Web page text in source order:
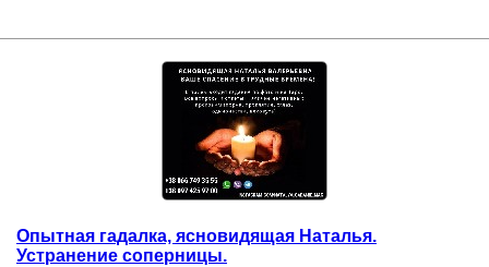
Опытная гадалка, ясновидящая Наталья.
Устранение соперницы.